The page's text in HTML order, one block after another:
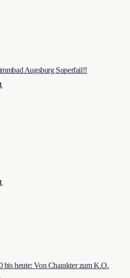
Augsburg Superfail!!
heute: Von Charakter zum K.O.